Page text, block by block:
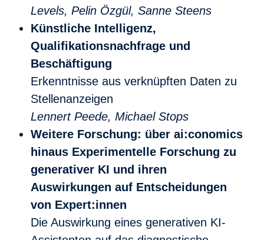
Levels, Pelin Özgül, Sanne Steens
Künstliche Intelligenz,
Qualifikationsnachfrage und
Beschäftigung
Erkenntnisse aus verknüpften Daten zu
Stellenanzeigen
Lennert Peede, Michael Stops
Weitere Forschung: über ai:conomics
hinaus Experimentelle Forschung zu
generativer KI und ihren
Auswirkungen auf Entscheidungen
von Expert:innen
Die Auswirkung eines generativen KI-